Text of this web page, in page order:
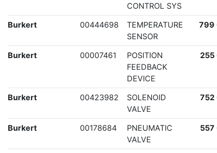
CONTROL SYS
Burkert 00444698
TEMPERATURE
SENSOR
799
Burkert 00007461
POSITION
FEEDBACK
DEVICE
255
Burkert 00423982
SOLENOID
VALVE
752
Burkert 00178684
PNEUMATIC
VALVE
557